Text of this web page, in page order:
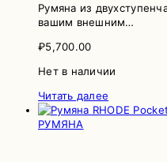
Румяна из
вашим внешним…
₽5,700.00
Нет в наличии
Читать далее
РУМЯНА